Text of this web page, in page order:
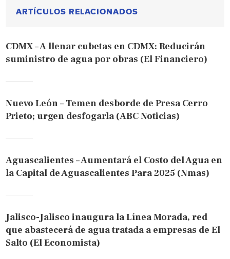
ARTÍCULOS RELACIONADOS
CDMX – A llenar cubetas en CDMX: Reducirán
suministro de agua por obras (El Financiero)
Nuevo León – Temen desborde de Presa Cerro
Prieto; urgen desfogarla (ABC Noticias)
Aguascalientes – Aumentará el Costo del Agua en
la Capital de Aguascalientes Para 2025 (Nmas)
Jalisco-Jalisco inaugura la Línea Morada, red
que abastecerá de agua tratada a empresas de El
Salto (El Economista)